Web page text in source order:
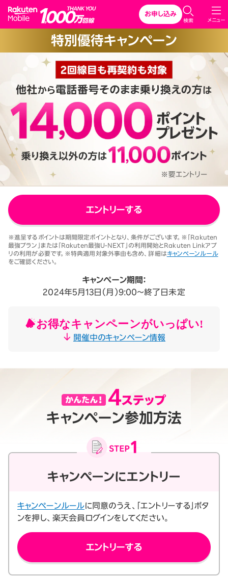
Rakuten Mobile
メニュー
検索
お申し込み
特別優待キャンペーン
エントリーする
※進呈するポイントは期間限定ポイントとなり、条件がございます。※「Rakuten
最強プラン」または「Rakuten最強U-NEXT」の利用開始とRakuten Linkアプ
リの利用が必要です。※特典適用対象外事由も含め、詳細はキャンペーンルール
をご確認ください。
キャンペーン期間：
2024年5月13日（月）9:00～終了日未定
お得なキャンペーンがいっぱい!
開催中のキャンペーン情報
キャンペーン参加方法
キャンペーンにエントリー
キャンペーンルールに同意のうえ、「エントリーする」ボタ
ンを押し、楽天会員ログインをしてください。
エントリーする
※1 同一名義で累計5回線以上ご契約の場合、2025年11月19日より1回
線につき3,500円（税込3,850円、開通翌々月に確定）。「累計」とは、楽
天モバイルがサービスを本格開始した2020年4月8日以降に契約され
たすべての回線（解約済みの回線も含む）の合計数を指します。
C
l
s
e